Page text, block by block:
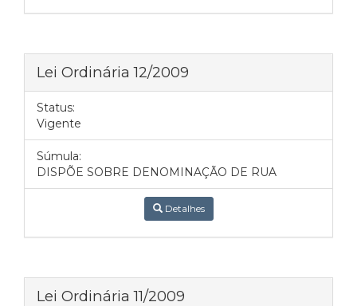
Lei Ordinária 12/2009
Status:
Vigente
Súmula:
DISPÕE SOBRE DENOMINAÇÃO DE RUA
Detalhes
Lei Ordinária 11/2009